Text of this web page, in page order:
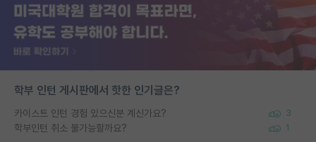
학부 인턴 게시판에서 핫한 인기글은?
카이스트 인턴 경험 있으신분 계신가요? 3
학부인턴 취소 불가능할까요? 1